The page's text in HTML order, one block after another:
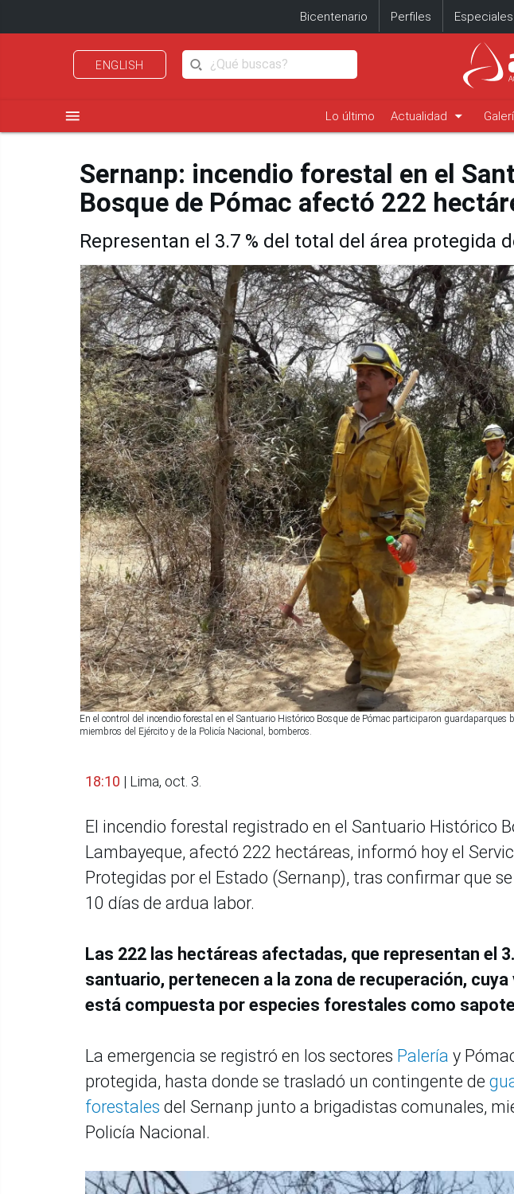
Bicentenario Perfiles Especiales
ENGLISH
menu Lo último Actualidad arrow_drop_down
Sernanp: incendio forestal en el
Bosque de Pómac afectó 222
Representan el 3.7 % del total del área protegida
En el control del incendio forestal en el Santuario Histórico Bosque de Pómac participaron guardaparques
miembros del Ejército y de la Policía Nacional, bomberos.
18:10 | Lima, oct. 3.
El incendio forestal registrado en el Santuario Histórico
Lambayeque, afectó 222 hectáreas, informó hoy el
Protegidas por el Estado (Sernanp), tras confirmar que
10 días de ardua labor.
Las 222 las hectáreas afectadas, que representan el
santuario, pertenecen a la zona de recuperación,
está compuesta por especies forestales como
La emergencia se registró en los sectores Palería y
protegida, hasta donde se trasladó un contingente de
forestales del Sernanp junto a brigadistas comunales,
Policía Nacional.